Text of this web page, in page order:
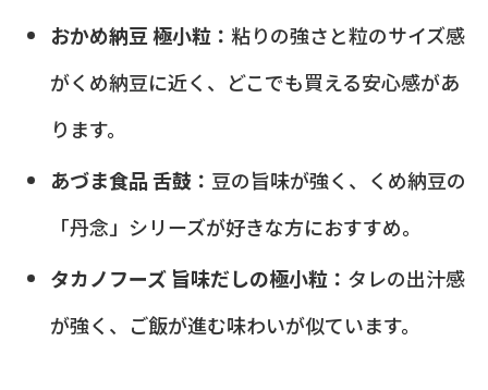
おかめ納豆 極小粒： 粘りの強さと粒のサイズ感
がくめ納豆に近く、どこでも買える安心感があ
ります。
あづま食品 舌鼓： 豆の旨味が強く、くめ納豆の
「丹念」シリーズが好きな方におすすめ。
タカノフーズ 旨味だしの極小粒： タレの出汁感
が強く、ご飯が進む味わいが似ています。